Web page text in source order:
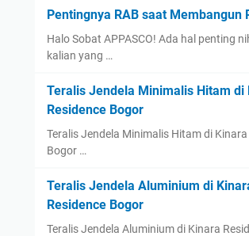
Pentingnya RAB saat Membangun
Halo Sobat APPASCO! Ada hal penting
kalian yang …
Teralis Jendela Minimalis Hitam di
Residence Bogor
Teralis Jendela Minimalis Hitam di Kinara
Bogor …
Teralis Jendela Aluminium di
Residence Bogor
Teralis Jendela Aluminium di Kinara